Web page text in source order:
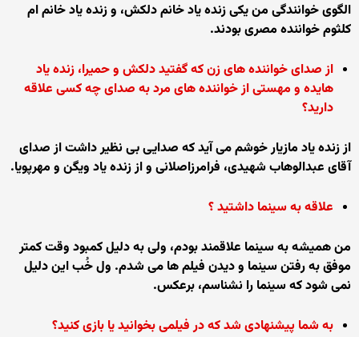
الگوی خوانندگی من يکی زنده ياد خانم دلکش، و زنده ياد خانم ام
کلثوم خواننده مصری بودند.
از صدای خواننده های زن که گفتيد دلکش و حميرا، زنده ياد
هايده و مهستی از خواننده های مرد به صدای چه کسی علاقه
داريد؟
از زنده ياد مازيار خوشم می آيد که صدايی بی نظير داشت از صدای
آقای عبدالوهاب شهيدی، فرامرزاصلانی و از زنده ياد ويگن و مهرپويا.
علاقه به سينما داشتيد ؟
من هميشه به سينما علاقمند بودم، ولی به دليل کمبود وقت کمتر
موفق به رفتن سينما و ديدن فيلم ها می شدم. ول خُب اين دليل
نمی شود که سينما را نشناسم، برعکس.
به شما پيشنهادی شد که در فيلمی بخوانيد يا بازی کنيد؟